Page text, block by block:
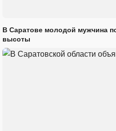
В Саратове молодой мужчина
высоты